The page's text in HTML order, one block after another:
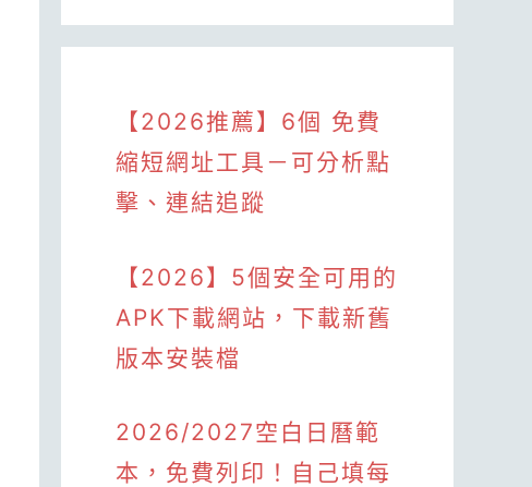
【2026推薦】6個 免費
縮短網址工具－可分析點
擊、連結追蹤
【2026】5個安全可用的
APK下載網站，下載新舊
版本安裝檔
2026/2027空白日曆範
本，免費列印！自己填每